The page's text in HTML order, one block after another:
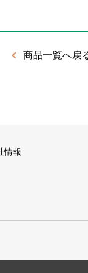
商品一覧へ戻
情報